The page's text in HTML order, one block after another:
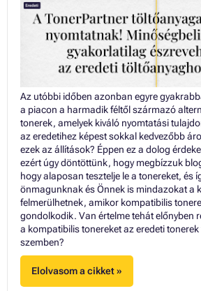
Toner RICOH AFICIO MP3350BAD
Toner RICOH AFICIO MP3350CSP
Toner RICOH AFICIO MP3350SP
Toner RICOH AFICIO MP3350SPF
Toner RICOH AFICIO MP3351
Toner RICOH AFICIO MP3351 SERIES
Toner RICOH AFICIO MP3351B
Toner RICOH AFICIO MP3351SP
Toner RICOH AFICIO MP3351SPF
Toner RICOH AFICIO MP3352
Toner RICOH AFICIO MP3352 SERIES
Toner RICOH AFICIO MP3352AD
Toner RICOH AFICIO MP3352SP
Toner RICOH AFICIO MP3353
Toner RICOH AFICIO MP3550
Toner RICOH AFICIO MP3550B
Toner RICOH IMAGIO NEO 220
Toner RICOH IMAGIO NEO 270
Toner RICOH IMAGIO NEO 320
Az utóbbi időben azonban egyre
a piacon a harmadik féltől származó
tonerek, amelyek kiváló nyomtatási
az eredetihez képest sokkal kedvezőbb
ezek az állítások? Éppen ez a dolog
ezért úgy döntöttünk, hogy megbízzuk
hogy alaposan tesztelje le a tonereket, és
önmagunknak és Önnek is mindazokat a
felmerülhetnek, amikor kompatibilis
gondolkodik. Van értelme tehát előnyben
a kompatibilis tonereket az eredeti
szemben?
Elolvasom a cikket »